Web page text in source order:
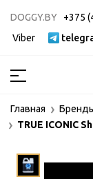
DOGGY.BY +375
Viber
Главная
TRUE ICONIC